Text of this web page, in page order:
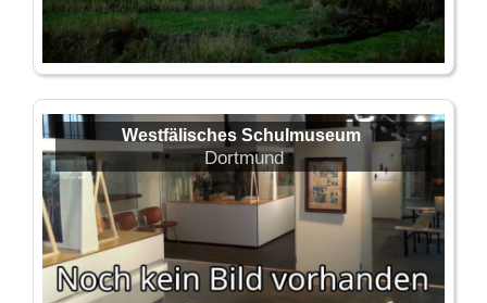
Westfälisches Schulmuseum
Dortmund